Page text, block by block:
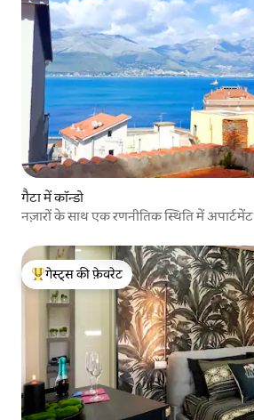
गैटा में कॉन्डो
नज़ारों के साथ एक रणनीतिक स्थिति में अपार्टमेंट
गेस्ट्स का टॉप फ़ेवरेट
गेस्ट्स की फ़ेवरेट